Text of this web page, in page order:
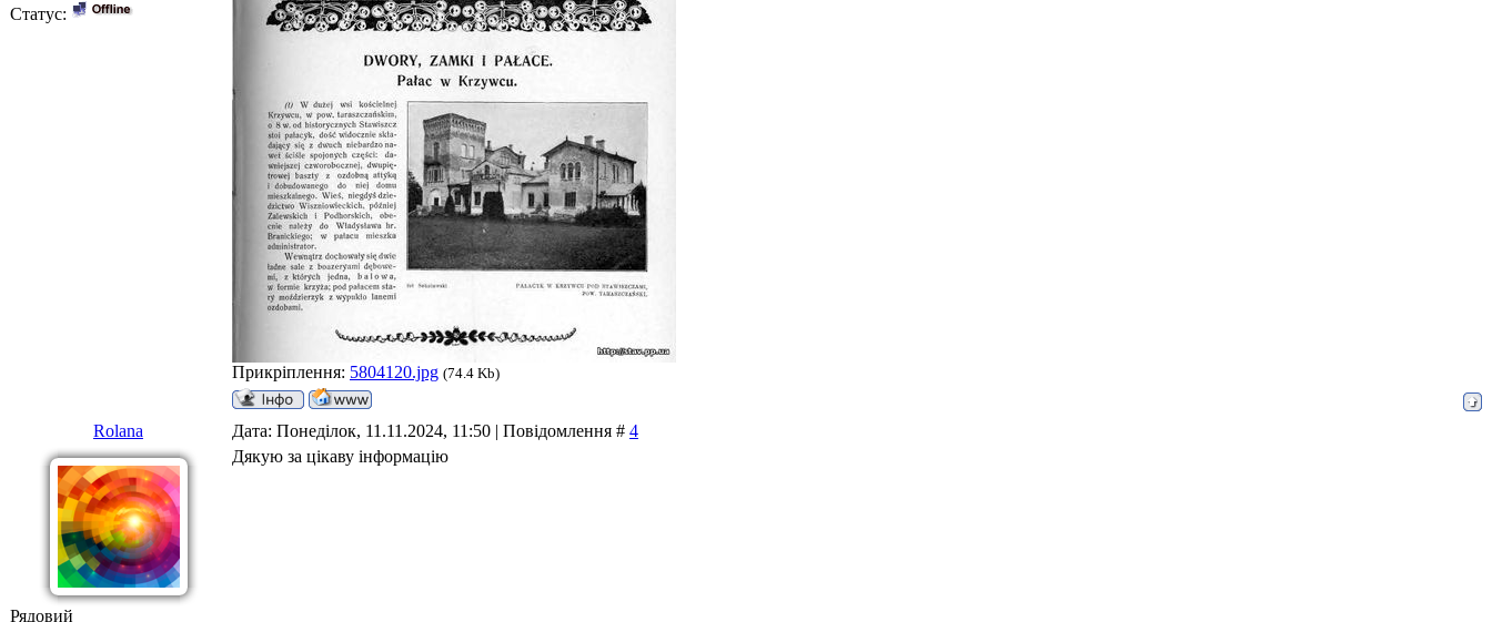
Статус:
Прикріплення: 5804120.jpg (74.4 Kb)
Rolana Дата: Понеділок, 11.11.2024, 11:50 | Повідомлення # 4
Рядовий
Дякую за цікаву інформацію